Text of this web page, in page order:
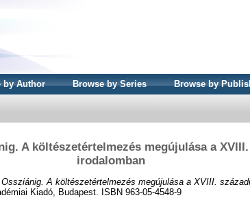
by Author Browse by Series Browse by
A költészetértelmezés megújulása a
irodalomban
A költészetértelmezés megújulása a XVIII.
Kiadó, Budapest. ISBN 963-05-4548-9